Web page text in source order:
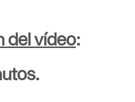
del vídeo: